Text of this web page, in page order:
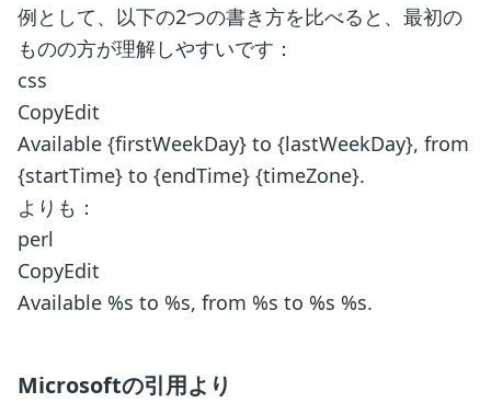
例として、以下の2つの書き方を比べると、最初の
ものの方が理解しやすいです：
css
CopyEdit
Available {firstWeekDay} to {lastWeekDay}, from
{startTime} to {endTime} {timeZone}.
よりも：
perl
CopyEdit
Available %s to %s, from %s to %s %s.
Microsoftの引用より